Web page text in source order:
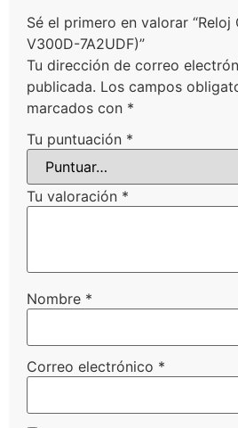
Sé el primero en valorar “Reloj
V300D-7A2UDF)”
Tu dirección de correo
publicada. Los campos
marcados con *
Tu puntuación *
Tu valoración *
Nombre *
Correo electrónico *